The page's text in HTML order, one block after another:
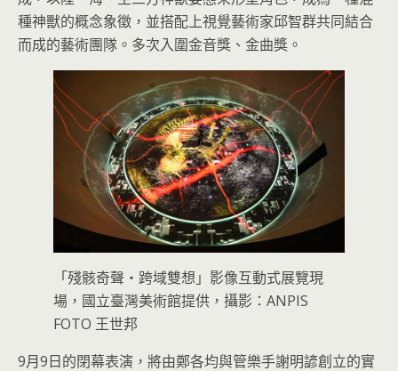
種神獸的概念象徵，並搭配上視覺藝術家邱智群共同結合
而成的藝術團隊。多次入圍金音獎、金曲獎。
「殘骸奇聲・跨域雙想」影像互動式展覽現
場，國立臺灣美術館提供，攝影：ANPIS
FOTO 王世邦
9月9日的閉幕表演，將由鄭各均與管樂手謝明諺創立的實